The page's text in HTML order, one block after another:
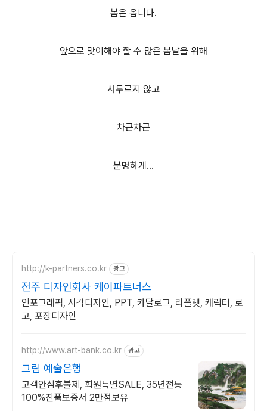
봄은 옵니다.
앞으로 맞이해야 할 수 많은 봄날을 위해
서두르지 않고
차근차근
분명하게...
http://k-partners.co.kr 광고
전주 디자인회사 케이파트너스
인포그래픽, 시각디자인, PPT, 카달로그, 리플렛, 캐릭터, 로
고, 포장디자인
http://www.art-bank.co.kr 광고
그림 예술은행
고객안심후불제, 회원특별SALE, 35년전통
100%진품보증서 2만점보유